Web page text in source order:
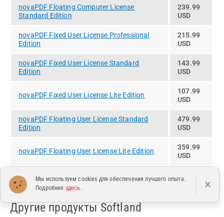
novaPDF Floating Computer License
Standard Edition
239.99
USD
novaPDF Fixed User License Professional
Edition
215.99
USD
novaPDF Fixed User License Standard
Edition
143.99
USD
novaPDF Fixed User License Lite Edition
107.99
USD
novaPDF Floating User License Standard
Edition
479.99
USD
novaPDF Floating User License Lite Edition
359.99
USD
novaPDF Floating User License Professional
Edition
719.99
USD
Другие продукты Softland
Мы используем cookies для обеспечения лучшего опыта.
Подробнее здесь. ×